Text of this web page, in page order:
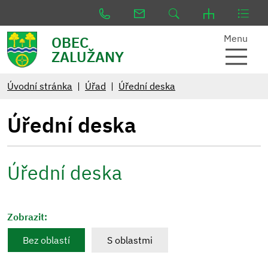
OBEC
ZALUŽANY
Menu
Úvodní stránka Úřad Úřední deska
Úřední deska
Úřední deska
Zobrazit:
Bez oblastí
S oblastmi